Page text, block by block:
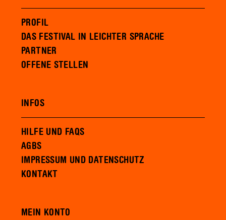
PROFIL
DAS FESTIVAL IN LEICHTER SPRACHE
PARTNER
OFFENE STELLEN
INFOS
HILFE UND FAQS
AGBS
IMPRESSUM UND DATENSCHUTZ
KONTAKT
MEIN KONTO